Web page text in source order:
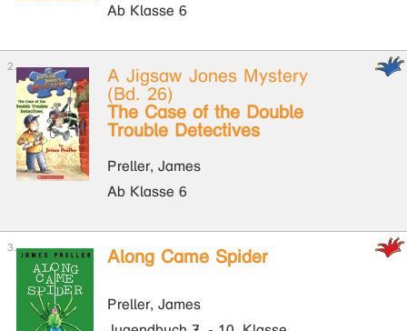
Ab Klasse 6
A Jigsaw Jones Mystery
(Bd. 26)
The Case of the Double
Trouble Detectives
Preller, James
Ab Klasse 6
Along Came Spider
Preller, James